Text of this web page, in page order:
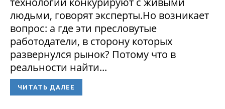
людьми, говорят эксперты.Но возникает
вопрос: а где эти пресловутые
работодатели, в сторону которых
развернулся рынок? Потому что в
реальности найти...
ЧИТАТЬ ДАЛЕЕ